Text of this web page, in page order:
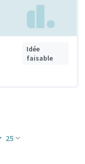
Idée
faisable
25